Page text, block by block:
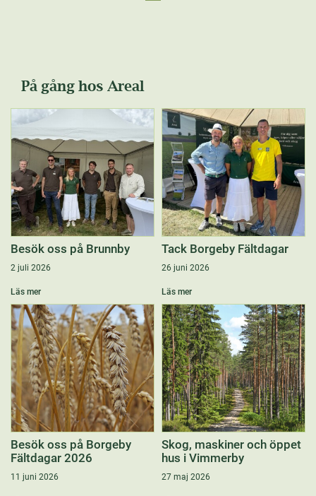
På gång hos Areal
Besök oss på Brunnby
2 juli 2026
Läs mer
Tack Borgeby Fältdagar
26 juni 2026
Läs mer
Besök oss på Borgeby
Fältdagar 2026
11 juni 2026
Skog, maskiner och öppet
hus i Vimmerby
27 maj 2026